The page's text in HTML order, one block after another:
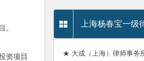
。
资项目
上海杨春宝一级
★ 大成（上海）律师事务